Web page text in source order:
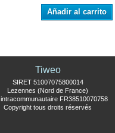
Añadir al carrito
Tiweo
SIRET 51007075800014
Lezennes (Nord de France)
intracommunautaire FR38510070758
Copyright tous droits réservés